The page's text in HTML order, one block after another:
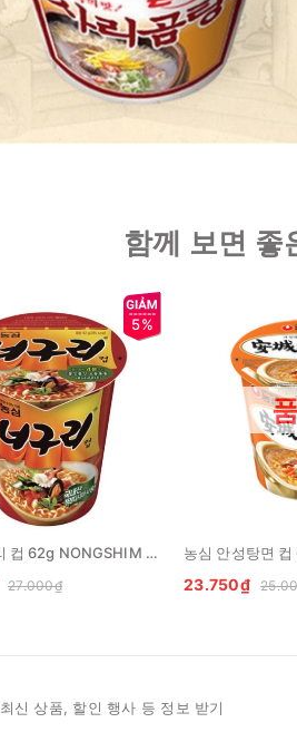
함께 보면 좋
5%
농심 너구리 컵 62g NONGSHIM Neoguri coc
27.000₫ 23.750₫
최신 상품, 할인 행사 등 정보 받기